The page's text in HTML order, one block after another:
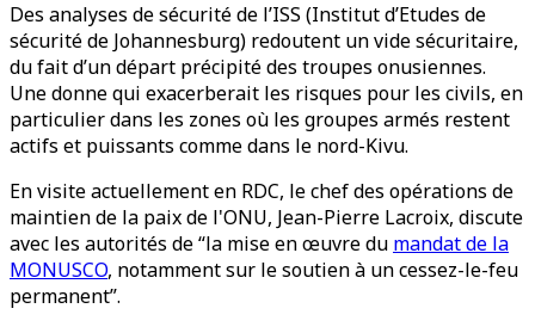
Des analyses de sécurité de l’ISS (Institut d’Etudes de
sécurité de Johannesburg) redoutent un vide sécuritaire,
du fait d’un départ précipité des troupes onusiennes.
Une donne qui exacerberait les risques pour les civils, en
particulier dans les zones où les groupes armés restent
actifs et puissants comme dans le nord-Kivu.
En visite actuellement en RDC, le chef des opérations de
maintien de la paix de l'ONU, Jean-Pierre Lacroix, discute
avec les autorités de “la mise en œuvre du mandat de la
MONUSCO, notamment sur le soutien à un cessez-le-feu
permanent”.